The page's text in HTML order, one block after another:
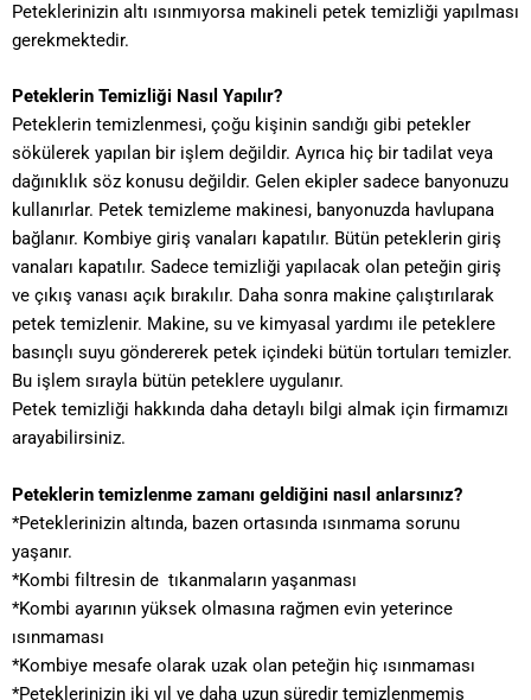
Peteklerinizin altı ısınmıyorsa makineli petek temizliği yapılması
gerekmektedir.
Peteklerin Temizliği Nasıl Yapılır?
Peteklerin temizlenmesi, çoğu kişinin sandığı gibi petekler
sökülerek yapılan bir işlem değildir. Ayrıca hiç bir tadilat veya
dağınıklık söz konusu değildir. Gelen ekipler sadece banyonuzu
kullanırlar. Petek temizleme makinesi, banyonuzda havlupana
bağlanır. Kombiye giriş vanaları kapatılır. Bütün peteklerin giriş
vanaları kapatılır. Sadece temizliği yapılacak olan peteğin giriş
ve çıkış vanası açık bırakılır. Daha sonra makine çalıştırılarak
petek temizlenir. Makine, su ve kimyasal yardımı ile peteklere
basınçlı suyu göndererek petek içindeki bütün tortuları temizler.
Bu işlem sırayla bütün peteklere uygulanır.
Petek temizliği hakkında daha detaylı bilgi almak için firmamızı
arayabilirsiniz.
Peteklerin temizlenme zamanı geldiğini nasıl anlarsınız?
*Peteklerinizin altında, bazen ortasında ısınmama sorunu
yaşanır.
*Kombi filtresin de tıkanmaların yaşanması
*Kombi ayarının yüksek olmasına rağmen evin yeterince
ısınmaması
*Kombiye mesafe olarak uzak olan peteğin hiç ısınmaması
*Peteklerinizin iki yıl ve daha uzun süredir temizlenmemiş